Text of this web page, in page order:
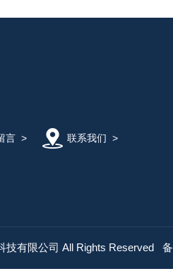
言> 联系我们 >
技有限公司 All Rights Reserved